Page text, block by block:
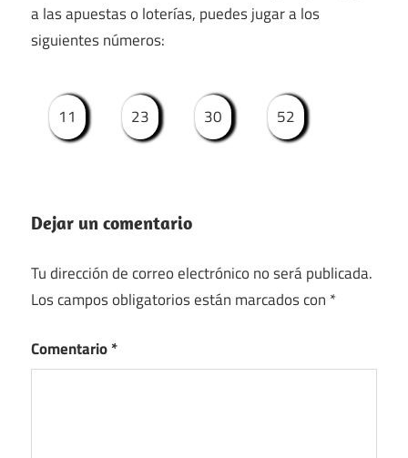
a las apuestas o loterías, puedes jugar a los
siguientes números:
11 23 30 52
Dejar un comentario
Tu dirección de correo electrónico no será publicada.
Los campos obligatorios están marcados con *
Comentario*